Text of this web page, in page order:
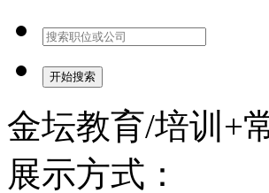
开始搜索
金坛教育/培训+
展示方式：